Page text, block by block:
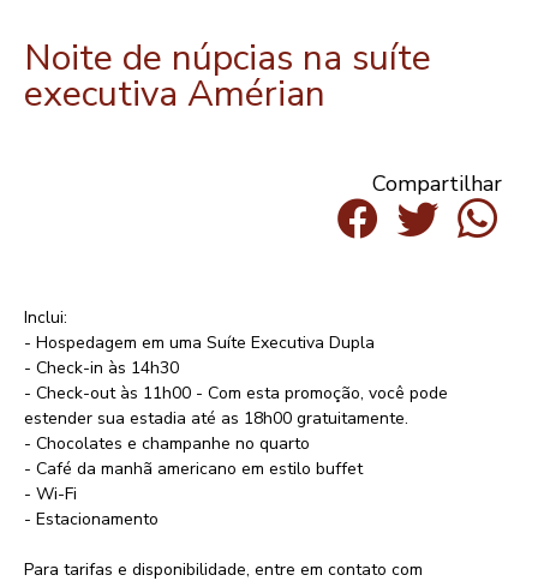
Noite de núpcias na suíte
executiva Amérian
Compartilhar
Inclui:
- Hospedagem em uma Suíte Executiva Dupla
- Check-in às 14h30
- Check-out às 11h00 - Com esta promoção, você pode
estender sua estadia até as 18h00 gratuitamente.
- Chocolates e champanhe no quarto
- Café da manhã americano em estilo buffet
- Wi-Fi
- Estacionamento
Para tarifas e disponibilidade, entre em contato com